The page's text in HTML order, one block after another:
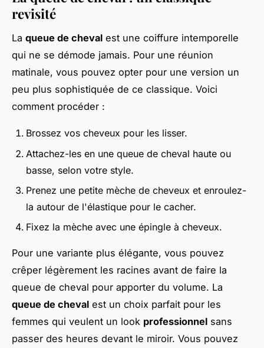
revisité
La queue de cheval est une coiffure intemporelle
qui ne se démode jamais. Pour une réunion
matinale, vous pouvez opter pour une version un
peu plus sophistiquée de ce classique. Voici
comment procéder :
Brossez vos cheveux pour les lisser.
Attachez-les en une queue de cheval haute ou
basse, selon votre style.
Prenez une petite mèche de cheveux et enroulez-
la autour de l'élastique pour le cacher.
Fixez la mèche avec une épingle à cheveux.
Pour une variante plus élégante, vous pouvez
crêper légèrement les racines avant de faire la
queue de cheval pour apporter du volume. La
queue de cheval est un choix parfait pour les
femmes qui veulent un look professionnel sans
passer des heures devant le miroir. Vous pouvez